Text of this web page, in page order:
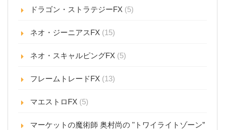
ドラゴン・ストラテジーFX (5)
ネオ・ジーニアスFX (15)
ネオ・スキャルピングFX (5)
フレームトレードFX (13)
マエストロFX (5)
マーケットの魔術師 奥村尚の "トワイライトゾーン”